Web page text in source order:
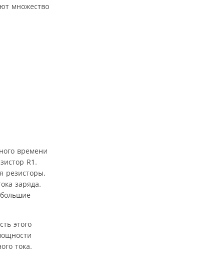
множество
времени
R1.
резисторы.
заряда.
этого
тока.